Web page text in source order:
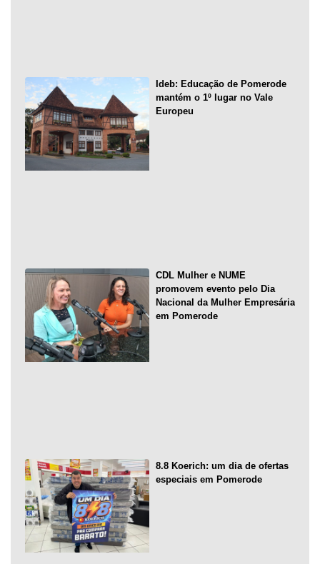
Ideb: Educação de Pomerode
mantém o 1º lugar no Vale
Europeu
CDL Mulher e NUME
promovem evento pelo Dia
Nacional da Mulher Empresária
em Pomerode
8.8 Koerich: um dia de ofertas
especiais em Pomerode